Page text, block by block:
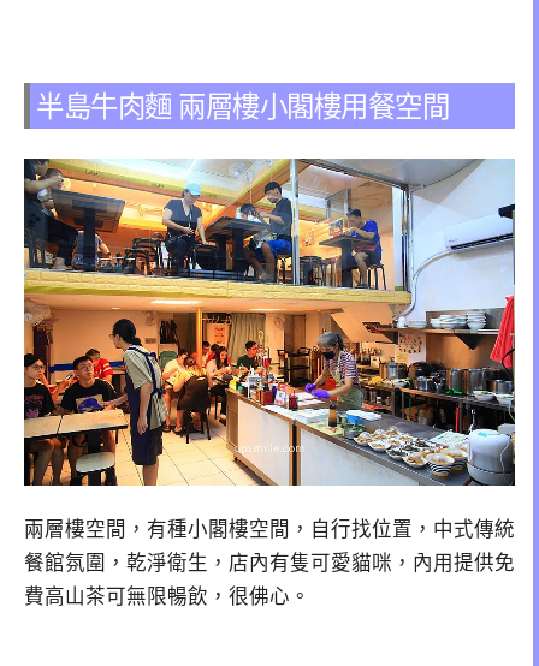
半島牛肉麵 兩層樓小閣樓用餐空間
兩層樓空間，有種小閣樓空間，自行找位置，中式傳統
餐館氛圍，乾淨衛生，店內有隻可愛貓咪，內用提供免
費高山茶可無限暢飲，很佛心。